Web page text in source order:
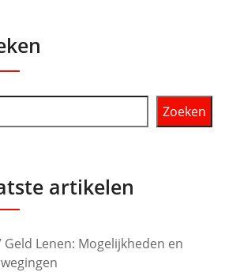
Zoeken
artikelen
Geld Lenen: Mogelijkheden en